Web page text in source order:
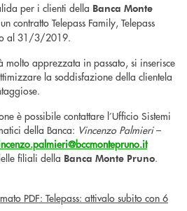
per i clienti della Banca Monte
contratto Telepass Family, Telepass
al 31/3/2019.
molto apprezzata in passato, si inserisce
la soddisfazione della clientela
è possibile contattare l’Ufficio Sistemi
della Banca: Vincenzo Palmieri–
filiali della Banca Monte Pruno.